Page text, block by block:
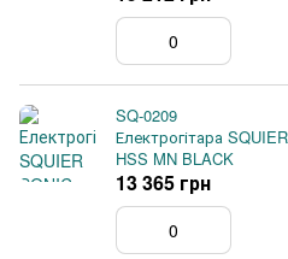
SQ-0209
Електрогітара
HSS MN BLACK
13 365 грн